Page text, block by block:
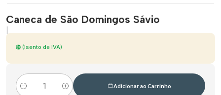
Caneca de São Domingos Sávio
(Isento de IVA)
Quantidade
Adicionar ao Carrinho